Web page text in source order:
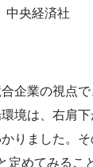
中央経済社
企業の視点
境は、右肩
りました。
めてみる